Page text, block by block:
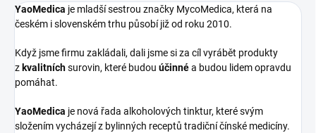
YaoMedica je mladší sestrou značky MycoMedica, která na
českém i slovenském trhu působí již od roku 2010.
Když jsme firmu zakládali, dali jsme si za cíl vyrábět produkty
z kvalitníchsurovin, které budou účinnéa budou lidem opravdu
pomáhat.
YaoMedica je nová řada alkoholových tinktur, které svým
složením vycházejí z bylinných receptů tradiční čínské medicíny.